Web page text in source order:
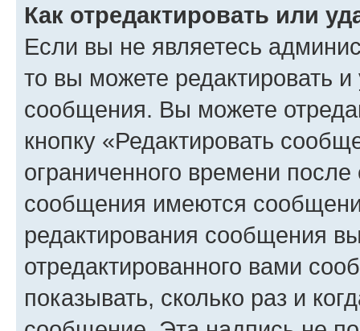
Как отредактировать или
Если вы не являетесь
то вы можете редактировать
сообщения. Вы можете
кнопку «Редактировать
ограниченного времени
сообщения имеются
редактирования сообщения
отредактированного вами
показывать, сколько раз и